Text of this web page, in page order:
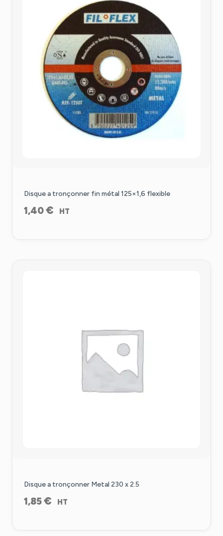
Disque a tronçonner fin métal 125×1,6 flexible
1,40€ HT
Disque a tronçonner Metal 230 x 2.5
1,85€ HT